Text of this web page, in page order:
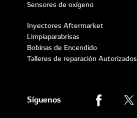
Sensores de oxígeno
Inyectores Aftermarket
Limpiaparabrisas
Bobinas de Encendido
Talleres de reparación Autorizados
Síguenos